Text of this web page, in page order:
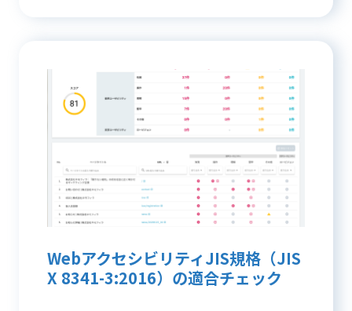
WebアクセシビリティJIS規格（JIS
X 8341-3:2016）の適合チェック